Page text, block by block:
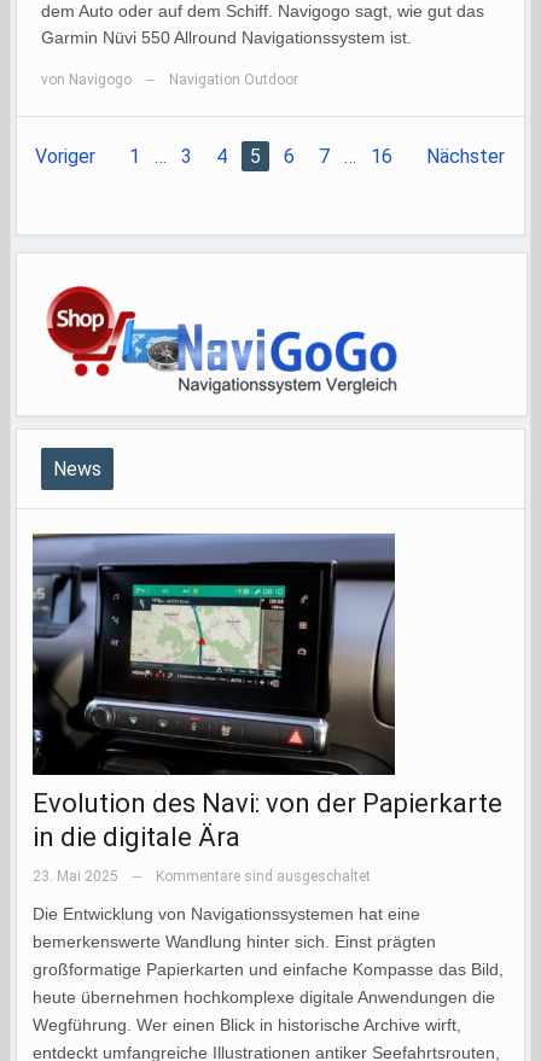
dem Auto oder auf dem Schiff. Navigogo sagt, wie gut das
Garmin Nüvi 550 Allround Navigationssystem ist.
von Navigogo — Navigation Outdoor
Voriger 1 … 3 4 5 6 7 … 16 Nächster
News
Evolution des Navi: von der Papierkarte
in die digitale Ära
23. Mai 2025 — Kommentare sind ausgeschaltet
Die Entwicklung von Navigationssystemen hat eine
bemerkenswerte Wandlung hinter sich. Einst prägten
großformatige Papierkarten und einfache Kompasse das Bild,
heute übernehmen hochkomplexe digitale Anwendungen die
Wegführung. Wer einen Blick in historische Archive wirft,
entdeckt umfangreiche Illustrationen antiker Seefahrtsrouten,